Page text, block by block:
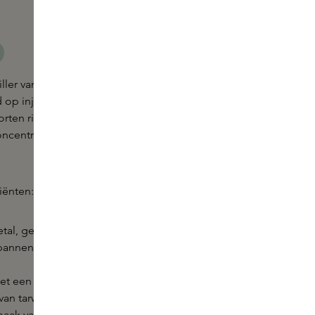
van Patyka is de instant oplossing voor fijne
injecties, vult deze uiterst nauwkeurige
rimpels onmiddellijk en duurzaam op dankzij
is in biotechnologische actieve
geëxtraheerd uit Acmella Olerace, helpt de
om expressielijnen te neutraliseren en glad
een laag moleculair gewicht, afkomstig van
tarwe, dringt diep door in de huid om de